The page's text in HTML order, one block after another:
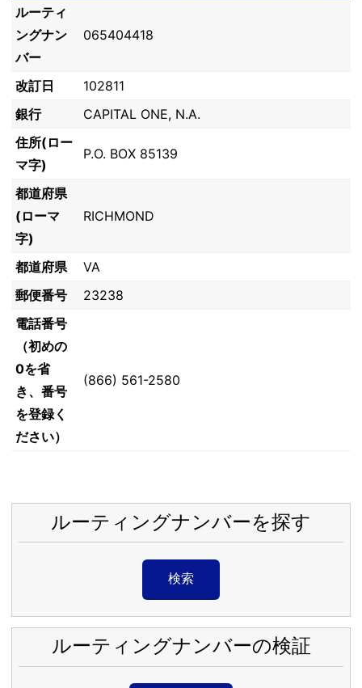
ルーティ
ングナン
バー
065404418
改訂日
102811
銀行
CAPITAL ONE, N.A.
住所(ロー
マ字)
P.O. BOX 85139
都道府県
(ローマ
字)
RICHMOND
都道府県
VA
郵便番号
23238
電話番号
（初めの
0を省
き、番号
を登録く
ださい）
(866) 561-2580
ルーティングナンバーを探す
検索
ルーティングナンバーの検証